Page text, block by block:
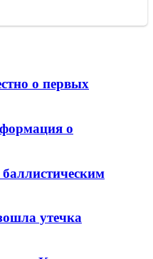
о первых
о
утечка